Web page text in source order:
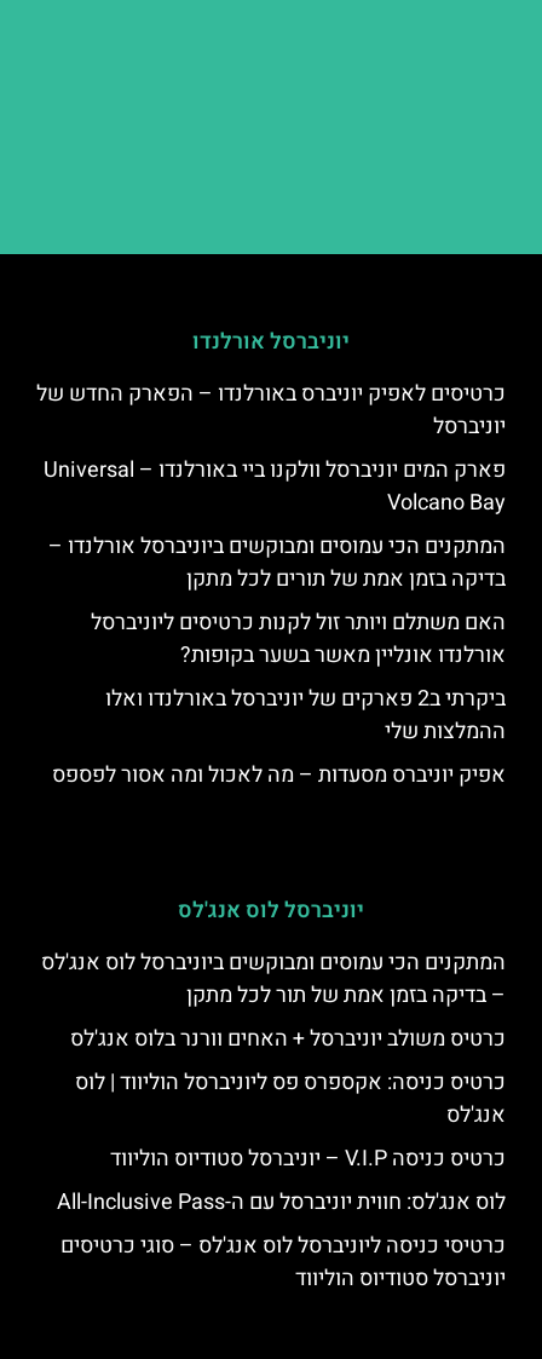
יוניברסל אורלנדו
כרטיסים לאפיק יוניברס באורלנדו – הפארק החדש של
יוניברסל
פארק המים יוניברסל וולקנו ביי באורלנדו – Universal
Volcano Bay
המתקנים הכי עמוסים ומבוקשים ביוניברסל אורלנדו –
בדיקה בזמן אמת של תורים לכל מתקן
האם משתלם ויותר זול לקנות כרטיסים ליוניברסל
אורלנדו אונליין מאשר בשער בקופות?
ביקרתי ב2 פארקים של יוניברסל באורלנדו ואלו
ההמלצות שלי
אפיק יוניברס מסעדות – מה לאכול ומה אסור לפספס
יוניברסל לוס אנג'לס
המתקנים הכי עמוסים ומבוקשים ביוניברסל לוס אנג'לס
– בדיקה בזמן אמת של תור לכל מתקן
כרטיס משולב יוניברסל + האחים וורנר בלוס אנג'לס
כרטיס כניסה: אקספרס פס ליוניברסל הוליווד | לוס
אנג'לס
כרטיס כניסה V.I.P – יוניברסל סטודיוס הוליווד
לוס אנג'לס: חווית יוניברסל עם ה-All-Inclusive Pass
כרטיסי כניסה ליוניברסל לוס אנג'לס – סוגי כרטיסים
יוניברסל סטודיוס הוליווד